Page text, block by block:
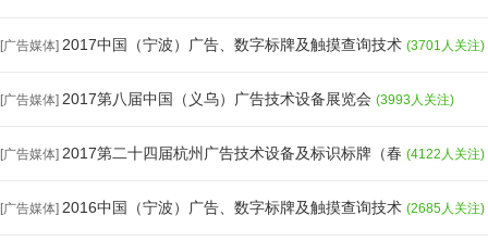
[广告媒体] 2017中国（宁波）广告、数字标牌及触摸查询技术 (3701人关注)
[广告媒体] 2017第八届中国（义乌）广告技术设备展览会 (3993人关注)
[广告媒体] 2017第二十四届杭州广告技术设备及标识标牌（春 (4122人关注)
[广告媒体] 2016中国（宁波）广告、数字标牌及触摸查询技术 (2685人关注)